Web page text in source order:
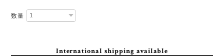
数量
International shipping available